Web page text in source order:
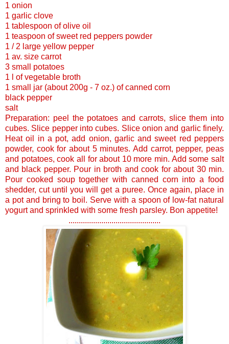
1 onion
1 garlic clove
1 tablespoon of olive oil
1 teaspoon of sweet red peppers powder
1 / 2 large yellow pepper
1 av. size carrot
3 small potatoes
1 l of vegetable broth
1 small jar (about 200g - 7 oz.) of canned corn
black pepper
salt
Preparation: peel the potatoes and carrots, slice them into
cubes. Slice pepper into cubes. Slice onion and garlic finely.
Heat oil in a pot, add onion, garlic and sweet red peppers
powder, cook for about 5 minutes. Add carrot, pepper, peas
and potatoes, cook all for about 10 more min. Add some salt
and black pepper. Pour in broth and cook for about 30 min.
Pour cooked soup together with canned corn into a food
shedder, cut until you will get a puree. Once again, place in
a pot and bring to boil. Serve with a spoon of low-fat natural
yogurt and sprinkled with some fresh parsley. Bon appetite!
.............................................